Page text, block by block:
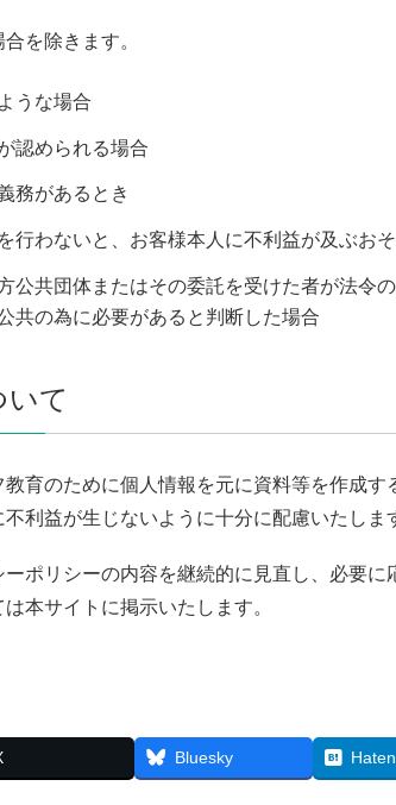
を除きます。
うな場合
認められる場合
務があるとき
行わないと、お客様本人に不利益が及ぶお
公共団体またはその委託を受けた者が法令
共の為に必要があると判断した場合
いて
育のために個人情報を元に資料等を作成す
利益が生じないように十分に配慮いたしま
ポリシーの内容を継続的に見直し、必要に
本サイトに掲示いたします。
Bluesky